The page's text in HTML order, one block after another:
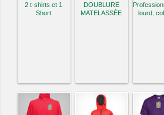
2 t-shirts et 1
Short
DOUBLURE
MATELASSÉE
lourd,